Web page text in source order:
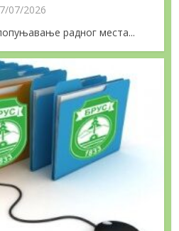
07/2026
радног места...